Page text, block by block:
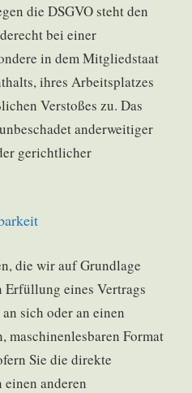
die DSGVO steht den
bei einer
in dem Mitgliedstaat
ihres Arbeitsplatzes
Verstoßes zu. Das
anderweitiger
gerichtlicher
die wir auf Grundlage
eines Vertrags
sich oder an einen
maschinenlesbaren Format
Sie die direkte
anderen